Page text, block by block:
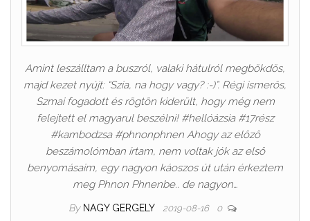
Amint leszálltam a buszról, valaki hátulról megbökdös,
majd kezet nyújt: “Szia, na hogy vagy? :-)”. Régi ismerős,
Szmai fogadott és rögtön kiderült, hogy még nem
felejtett el magyarul beszélni! #hellóázsia #17rész
#kambodzsa #phnonphnen Ahogy az előző
beszámolómban írtam, nem voltak jók az első
benyomásaim, egy nagyon káoszos út után érkeztem
meg Phnon Phnenbe.. de nagyon…
By NAGY GERGELY 2019-08-16 0